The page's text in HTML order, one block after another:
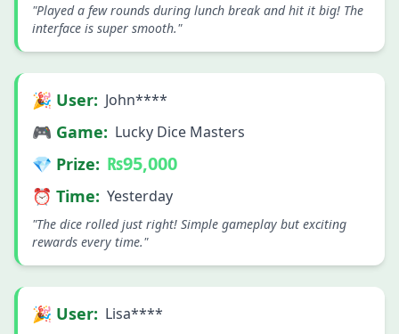
"Played a few rounds during lunch break and hit it big! The
interface is super smooth."
🎉 User: John****
🎮 Game: Lucky Dice Masters
💎 Prize: ₨95,000
⏰ Time: Yesterday
"The dice rolled just right! Simple gameplay but exciting
rewards every time."
🎉 User: Lisa****